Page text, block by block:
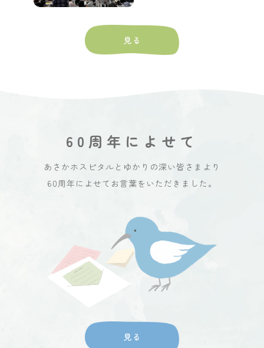
60周年によせて
あさかホスピタルとゆかりの深い皆さまより
60周年によせてお言葉をいただきました。